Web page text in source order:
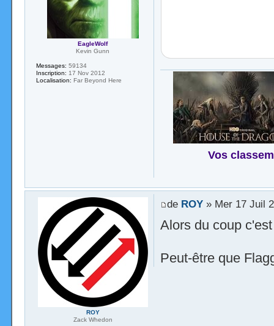
Vos
EagleWolf
Kevin Gunn
Messages: 59134
Inscription: 17 Nov 2012
Localisation: Far Beyond Here
de ROY» Mer 17 Juil
Alors du coup
Peut-être que
ROY
Zack Whedon